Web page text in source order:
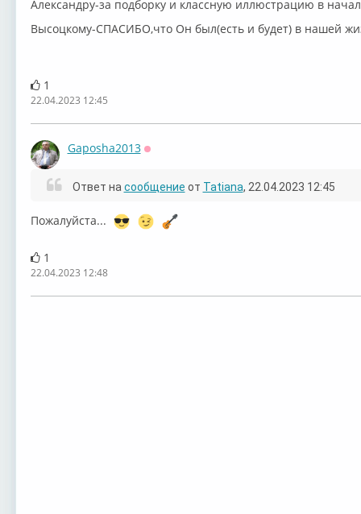
Высоцкий Высоцкий Высоцкий
Владимир
Владимир
Высоцкий
Александру-за подборку и классную иллюстрацию в
Высоцкому-СПАСИБО,что Он был(есть и будет) в нашей
1
22.04.2023 12:45
Gaposha2013
Ответ насообщение от Tatiana, 22.04.2023 12:45
Пожалуйста...
1
22.04.2023 12:48